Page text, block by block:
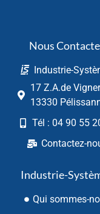
Nous
Industrie-
17 Z.A.de
13330
Tél : 04 90 55
Contactez-
Industrie-
Qui sommes-